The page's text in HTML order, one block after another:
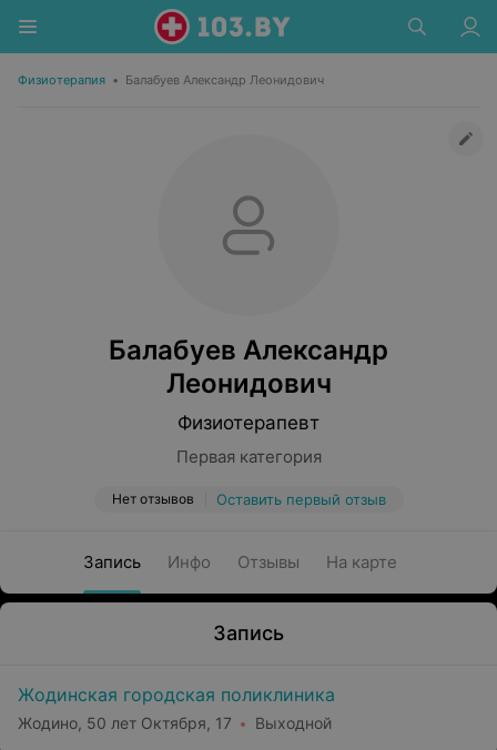
Физиотерапия • Балабуев Александр Леонидович
Балабуев Александр
Леонидович
Физиотерапевт
Первая категория
Нет отзывов Оставить первый отзыв
Запись Инфо Отзывы На карте
Запись
Жодинская городская поликлиника
Жодино, 50 лет Октября, 17 Выходной